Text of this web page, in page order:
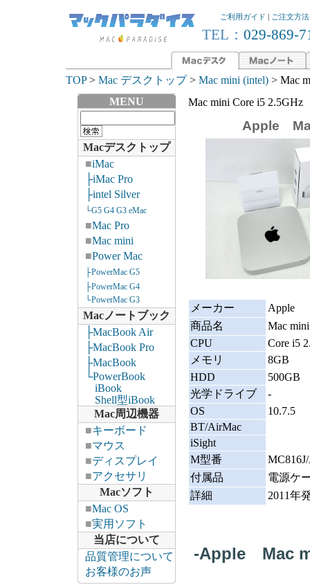
ご利用ガイド | ご注文方法
TEL： 029-869-
TOP> Mac デスクトップ> Mac mini (intel) > Mac
MENU
Macデスクトップ
■iMac
├iMac Pro
├intel Silver
└G5 G4 G3 eMac
■Mac Pro
■Mac mini
■Power Mac
├PowerMac G5
├PowerMac G4
└PowerMac G3
Macノートブック
├MacBook Air
├MacBook Pro
├MacBook
└PowerBook
iBook
Shell型iBook
Mac周辺機器
■キーボード
■マウス
■ディスプレイ
■アクセサリ
Macソフト
■Mac OS
■実用ソフト
当店について
品質管理について
お客様のお声
Mac mini Core i5 2.5GHz
Apple
メーカー
Apple
商品名
Mac
CPU
Core i5
メモリ
8GB
HDD
500GB
光学ドライブ
-
OS
10.7.5
BT/AirMac
iSight
M型番
付属品
電源ケ
詳細
2011年
-Apple Mac